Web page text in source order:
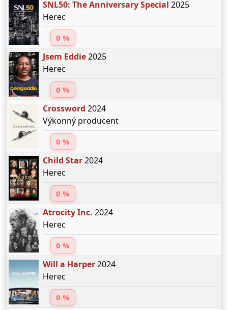
SNL50: The Anniversary Special 2025
Herec
0 %
Jsem Eddie2025
Herec
0 %
Crossword 2024
Výkonný producent
0 %
Child Star2024
Herec
0 %
Atrocity Inc. 2024
Herec
0 %
Will a Harper2024
Herec
0 %